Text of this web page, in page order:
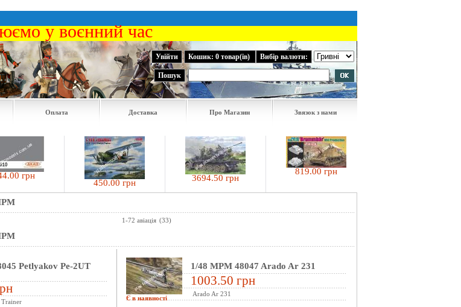
у воєнний час
Увійти Кошик: 0 товар(ів) Вибір валюти:
Пошук
Оплата Доставка Про Магазин Звязок з нами
грн
450.00 грн 3694.50 грн
819.00 грн
1-72 авіація (33)
Petlyakov Pe-2UT
Trainer Є в наявності
1/48 MPM 48047 Arado Ar 231
1003.50 грн
Arado Ar 231